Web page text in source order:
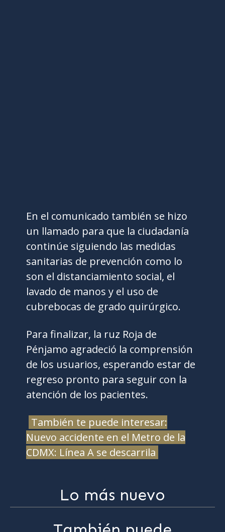
En el comunicado también se hizo
un llamado para que la ciudadanía
continúe siguiendo las medidas
sanitarias de prevención como lo
son el distanciamiento social, el
lavado de manos y el uso de
cubrebocas de grado quirúrgico.
Para finalizar, la ruz Roja de
Pénjamo agradeció la comprensión
de los usuarios, esperando estar de
regreso pronto para seguir con la
atención de los pacientes.
También te puede interesar:
Nuevo accidente en el Metro de la
CDMX: Línea A se descarrila
Lo más nuevo